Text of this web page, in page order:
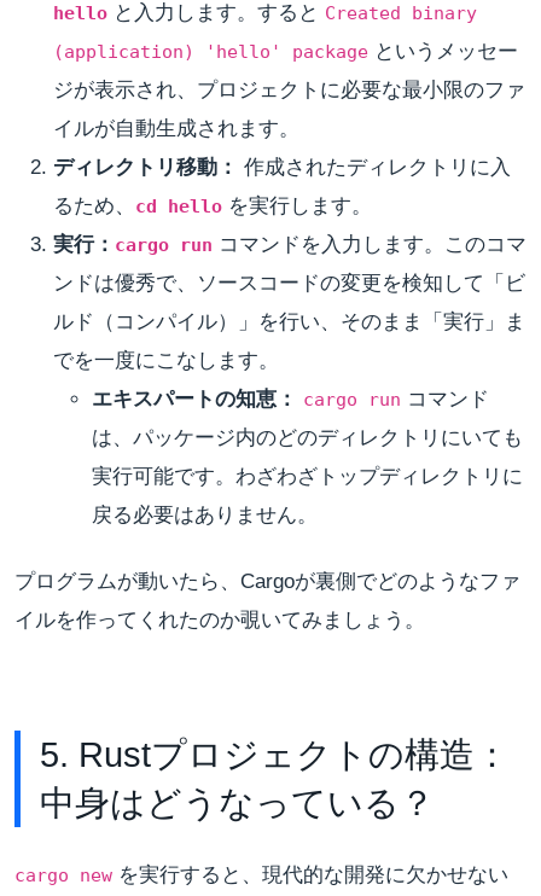
hello と入力します。すると Created binary
(application) 'hello' package というメッセー
ジが表示され、プロジェクトに必要な最小限のファ
イルが自動生成されます。
ディレクトリ移動： 作成されたディレクトリに入
るため、
cd hello を実行します。
実行： cargo run コマンドを入力します。このコマ
ンドは優秀で、ソースコードの変更を検知して「ビ
ルド（コンパイル）」を行い、そのまま「実行」ま
でを一度にこなします。
エキスパートの知恵：
cargo run コマンド
は、パッケージ内のどのディレクトリにいても
実行可能です。わざわざトップディレクトリに
戻る必要はありません。
プログラムが動いたら、Cargoが裏側でどのようなファ
イルを作ってくれたのか覗いてみましょう。
5. Rustプロジェクトの構造：
中身はどうなっている？
cargo new を実行すると、現代的な開発に欠かせない